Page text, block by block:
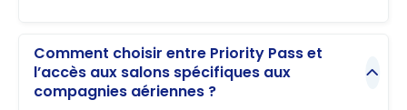
Comment choisir entre Priority Pass et
l’accès aux salons spécifiques aux
compagnies aériennes ?